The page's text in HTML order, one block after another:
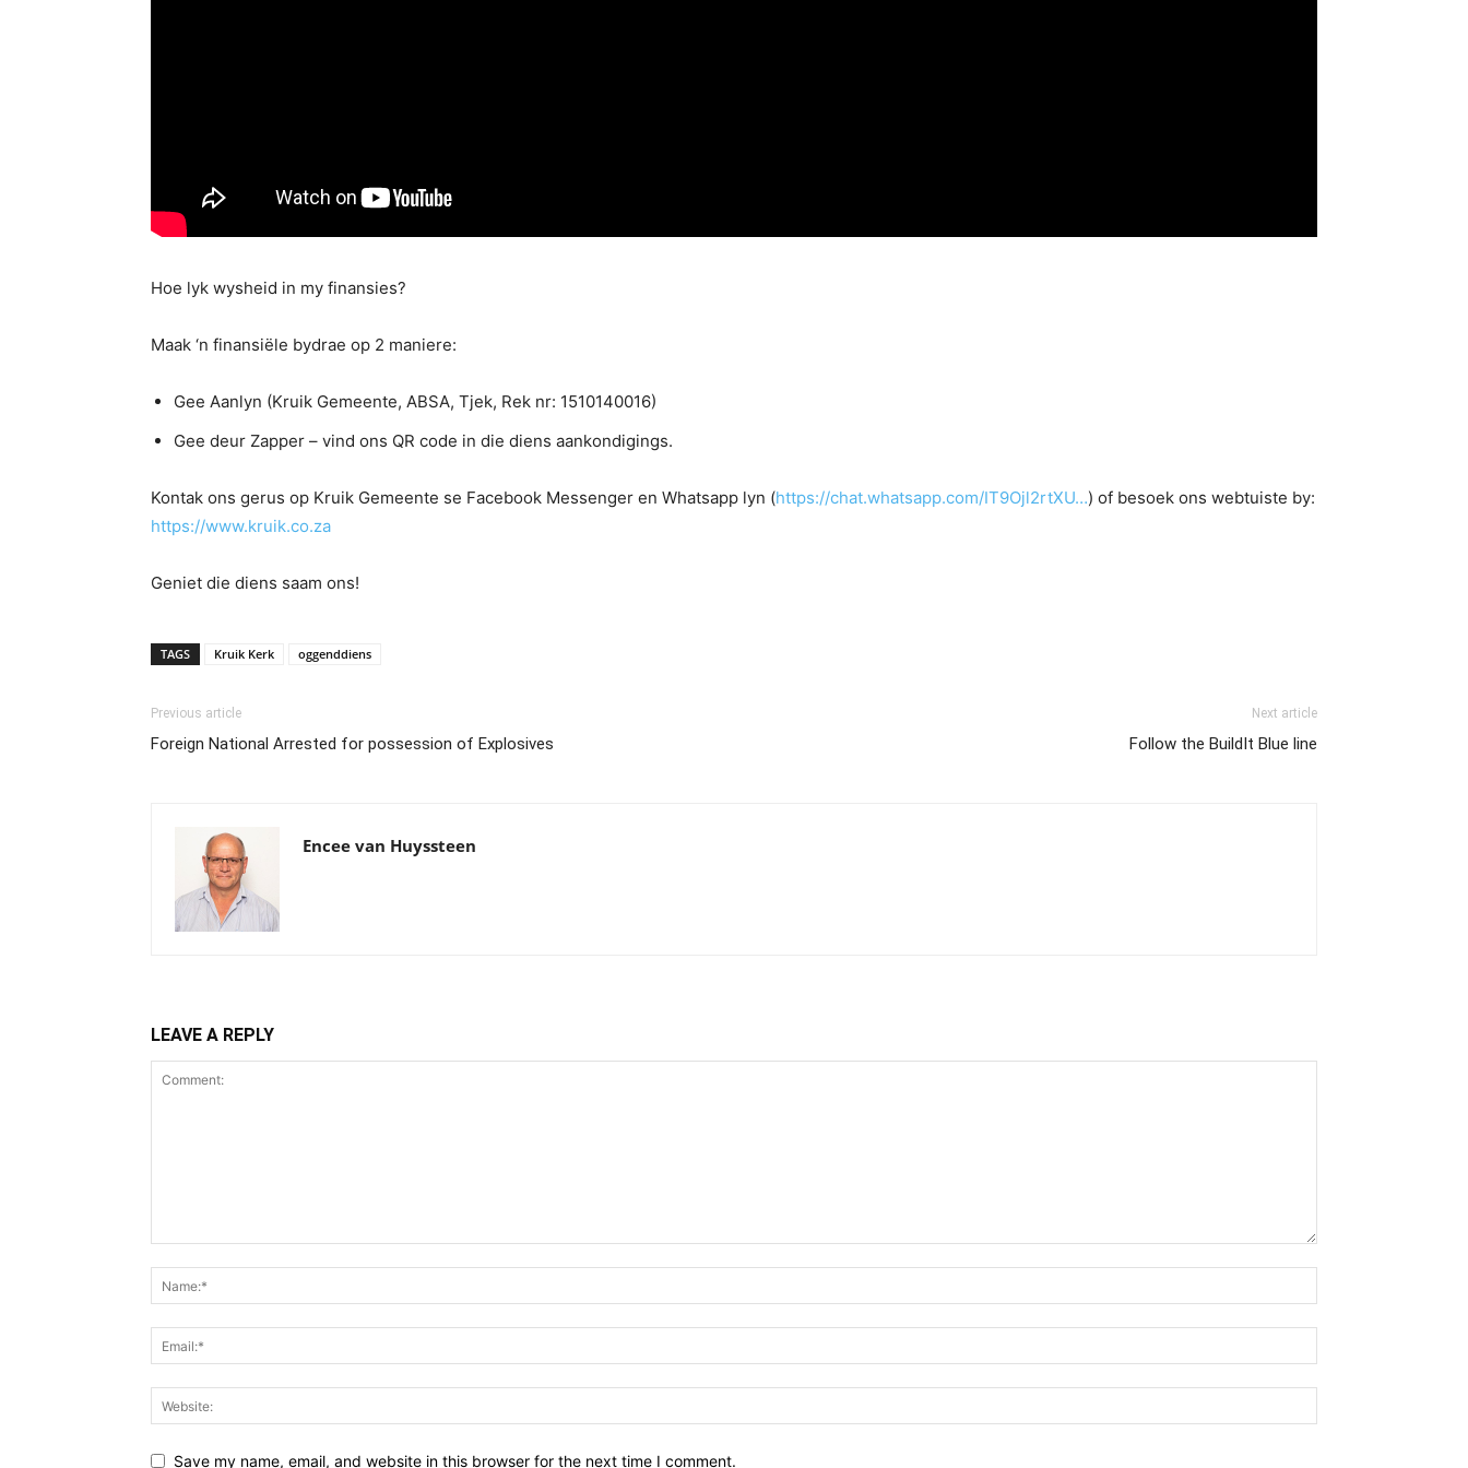
Hoe lyk wysheid in my finansies?
Maak ‘n finansiële bydrae op 2 maniere:
Gee Aanlyn (Kruik Gemeente, ABSA, Tjek, Rek nr: 1510140016)
Gee deur Zapper – vind ons QR code in die diens aankondigings.
Kontak ons gerus op Kruik Gemeente se Facebook Messenger en Whatsapp lyn (https://chat.whatsapp.com/IT9Ojl2rtXU…) of besoek ons webtuiste by:
https://www.kruik.co.za
Geniet die diens saam ons!
TAGS Kruik Kerk oggenddiens
Previous article
Foreign National Arrested for possession of Explosives
Next article
Follow the BuildIt Blue line
Encee van Huyssteen
LEAVE A REPLY
Save my name, email, and website in this browser for the next time I comment.